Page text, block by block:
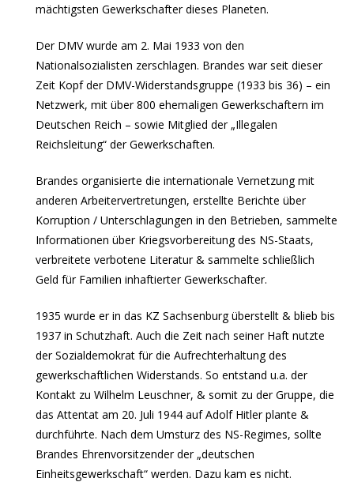
mächtigsten Gewerkschafter dieses Planeten.
Der DMV wurde am 2. Mai 1933 von den
Nationalsozialisten zerschlagen. Brandes war seit dieser
Zeit Kopf der DMV-Widerstandsgruppe (1933 bis 36) – ein
Netzwerk, mit über 800 ehemaligen Gewerkschaftern im
Deutschen Reich – sowie Mitglied der „Illegalen
Reichsleitung“ der Gewerkschaften.
Brandes organisierte die internationale Vernetzung mit
anderen Arbeitervertretungen, erstellte Berichte über
Korruption / Unterschlagungen in den Betrieben, sammelte
Informationen über Kriegsvorbereitung des NS-Staats,
verbreitete verbotene Literatur & sammelte schließlich
Geld für Familien inhaftierter Gewerkschafter.
1935 wurde er in das KZ Sachsenburg überstellt & blieb bis
1937 in Schutzhaft. Auch die Zeit nach seiner Haft nutzte
der Sozialdemokrat für die Aufrechterhaltung des
gewerkschaftlichen Widerstands. So entstand u.a. der
Kontakt zu Wilhelm Leuschner, & somit zu der Gruppe, die
das Attentat am 20. Juli 1944 auf Adolf Hitler plante &
durchführte. Nach dem Umsturz des NS-Regimes, sollte
Brandes Ehrenvorsitzender der „deutschen
Einheitsgewerkschaft“ werden. Dazu kam es nicht.